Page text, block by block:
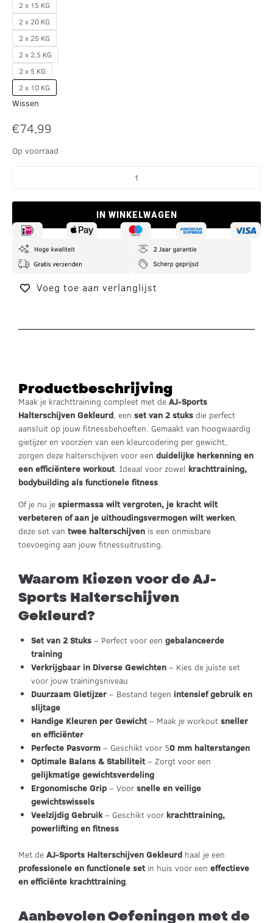
2 x 15 KG
2 x 20 KG
2 x 25 KG
2 x 2,5 KG
2 x 5 KG
2 x 10 KG
Wissen
€74,99
Op voorraad
IN WINKELWAGEN
Voeg toe aan verlanglijst
Productbeschrijving
Maak je krachttraining compleet met de AJ-Sports
Halterschijven Gekleurd, een set van 2 stuks die perfect
aansluit op jouw fitnessbehoeften. Gemaakt van hoogwaardig
gietijzer en voorzien van een kleurcodering per gewicht,
zorgen deze halterschijven voor een duidelijke herkenning en
een efficiëntere workout. Ideaal voor zowel krachttraining,
bodybuilding als functionele fitness.
Of je nu je spiermassa wilt vergroten, je kracht wilt
verbeteren of aan je uithoudingsvermogen wilt werken,
deze set van twee halterschijven is een onmisbare
toevoeging aan jouw fitnessuitrusting.
Waarom Kiezen voor de AJ-
Sports Halterschijven
Gekleurd?
Set van 2 Stuks – Perfect voor een gebalanceerde
training
Verkrijgbaar in Diverse Gewichten – Kies de juiste set
voor jouw trainingsniveau
Duurzaam Gietijzer – Bestand tegen intensief gebruik en
slijtage
Handige Kleuren per Gewicht– Maak je workout sneller
en efficiënter
Perfecte Pasvorm – Geschikt voor 50 mm halterstangen
Optimale Balans & Stabiliteit– Zorgt voor een
gelijkmatige gewichtsverdeling
Ergonomische Grip – Voor snelle en veilige
gewichtswissels
Veelzijdig Gebruik– Geschikt voor krachttraining,
powerlifting en fitness
Met de AJ-Sports Halterschijven Gekleurd haal je een
professionele en functionele setin huis voor een effectieve
en efficiënte krachttraining.
Aanbevolen Oefeningen met de